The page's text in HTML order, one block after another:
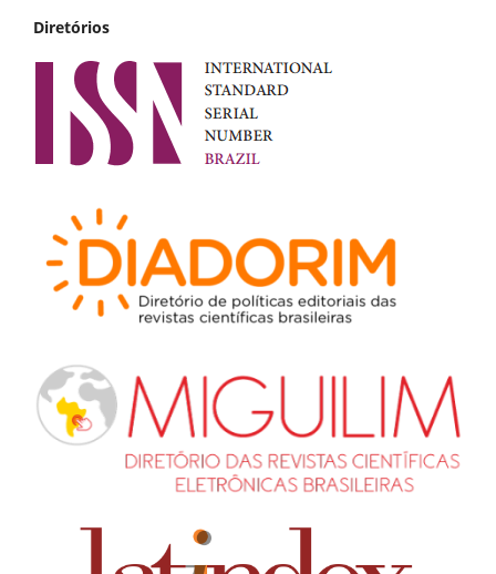
Diretórios